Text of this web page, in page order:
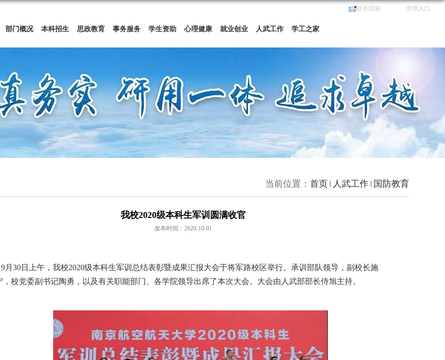
管理入口
处长信箱
部门概况 本科招生 思政教育 事务服务 学生资助 心理健康 就业创业 人武工作 学工之家
当前位置： 首页 人武工作 国防教育
我校2020级本科生军训圆满收官
发布时间：2020-10-01
9月30日上午，我校2020级本科生军训总结表彰暨成果汇报大会于将军路校区举行。承训部队领导，副校长施
，校党委副书记陶勇，以及有关职能部门、各学院领导出席了本次大会。大会由人武部部长侍旭主持。